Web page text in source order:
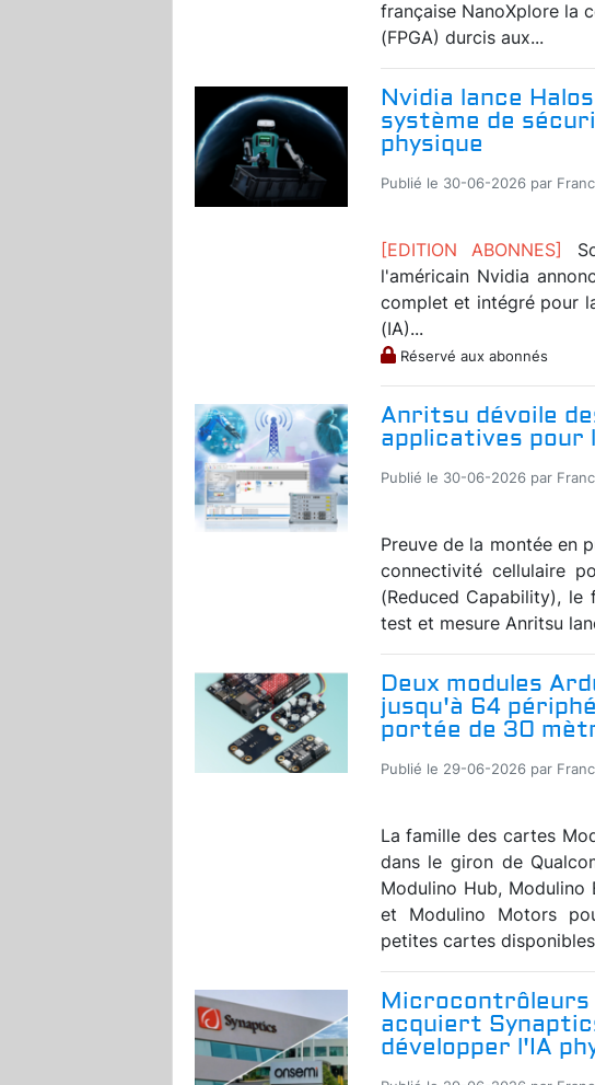
française NanoXplore la
(FPGA) durcis aux...
Nvidia lance
système de
physique
Publié le 30-06-2026 par
[EDITION ABONNES]
l'américain Nvidia
complet et intégré pour
(IA)...
Réservé aux abonnés
Anritsu dévoile
applicatives pour
Publié le 30-06-2026 par
Preuve de la montée en
connectivité cellulaire
(Reduced Capability), le
test et mesure Anritsu
Deux modules
jusqu'à 64
portée de 30
Publié le 29-06-2026 par
La famille des cartes
dans le giron de
Modulino Hub,
et Modulino Motors
petites cartes
Microcontrôleurs
acquiert
développer l'IA